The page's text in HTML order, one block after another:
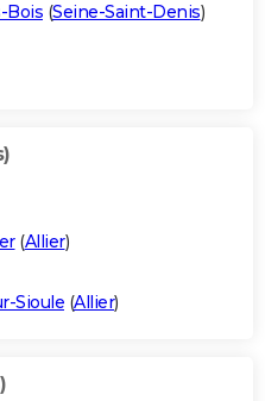
Bois (Seine-Saint-Denis)
(Allier)
Sioule (Allier)